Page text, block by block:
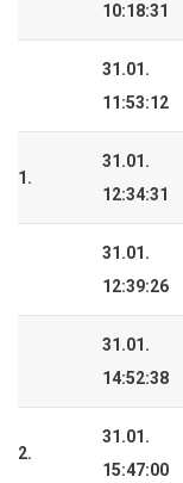
10:18:31
31.01.
11:53:12
1.
31.01.
12:34:31
31.01.
12:39:26
31.01.
14:52:38
2.
31.01.
15:47:00